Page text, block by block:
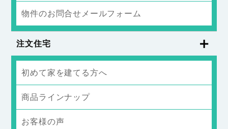
物件のお問合せメールフォーム
注文住宅
初めて家を建てる方へ
商品ラインナップ
お客様の声